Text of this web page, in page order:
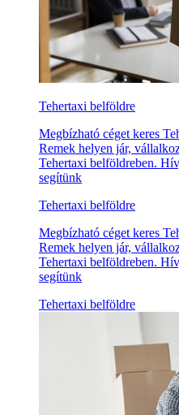
Tehertaxi belföldre
Megbízható céget keres
Remek helyen jár,
Tehertaxi belföldreben.
segítünk
Tehertaxi belföldre
Megbízható céget keres
Remek helyen jár,
Tehertaxi belföldreben.
segítünk
Tehertaxi belföldre